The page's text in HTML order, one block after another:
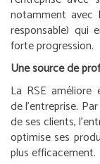
notamment avec
responsable) qui
forte progression.
Une source de
La RSE améliore
de l’entreprise.
de ses clients,
optimise ses
plus efficacement.